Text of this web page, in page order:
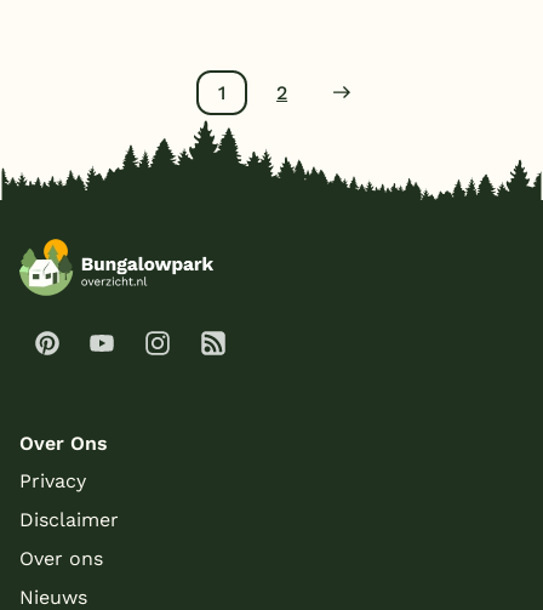
1 2
Over Ons
Privacy
Disclaimer
Over ons
Nieuws